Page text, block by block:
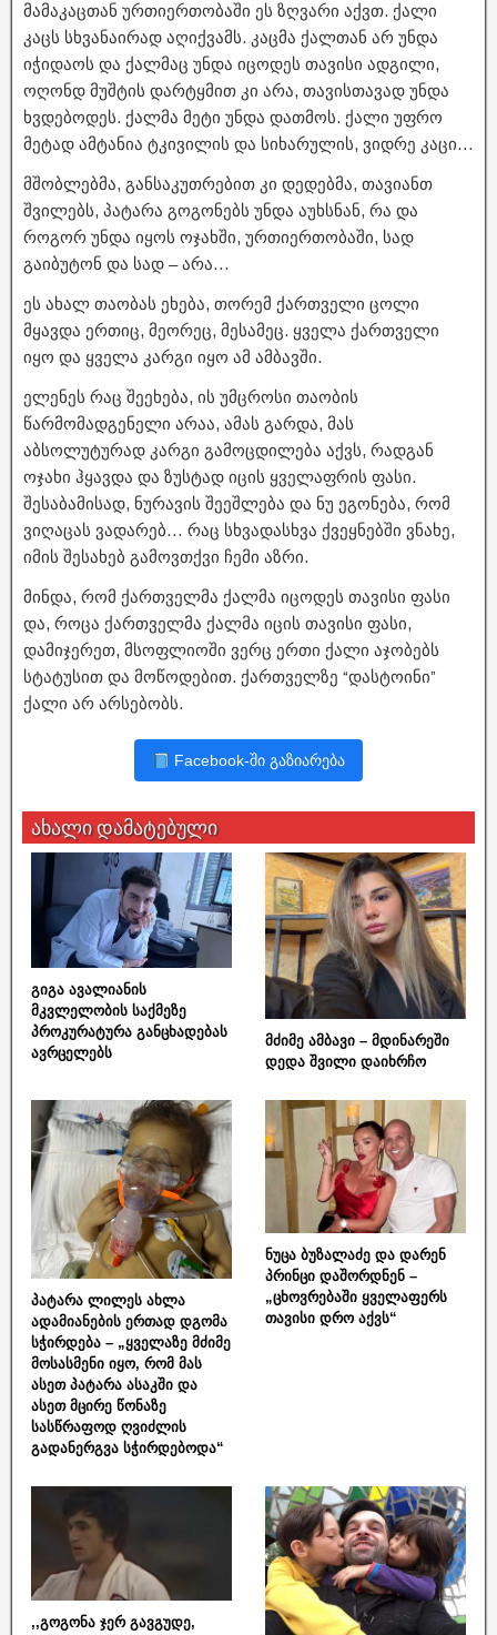
მამაკაცთან ურთიერთობაში ეს ზღვარი აქვთ. ქალი
კაცს სხვანაირად აღიქვამს. კაცმა ქალთან არ უნდა
იჭიდაოს და ქალმაც უნდა იცოდეს თავისი ადგილი,
ოღონდ მუშტის დარტყმით კი არა, თავისთავად უნდა
ხვდებოდეს. ქალმა მეტი უნდა დათმოს. ქალი უფრო
მეტად ამტანია ტკივილის და სიხარულის, ვიდრე კაცი…
მშობლებმა, განსაკუთრებით კი დედებმა, თავიანთ
შვილებს, პატარა გოგონებს უნდა აუხსნან, რა და
როგორ უნდა იყოს ოჯახში, ურთიერთობაში, სად
გაიბუტონ და სად – არა…
ეს ახალ თაობას ეხება, თორემ ქართველი ცოლი
მყავდა ერთიც, მეორეც, მესამეც. ყველა ქართველი
იყო და ყველა კარგი იყო ამ ამბავში.
ელენეს რაც შეეხება, ის უმცროსი თაობის
წარმომადგენელი არაა, ამას გარდა, მას
აბსოლუტურად კარგი გამოცდილება აქვს, რადგან
ოჯახი ჰყავდა და ზუსტად იცის ყველაფრის ფასი.
შესაბამისად, ნურავის შეეშლება და ნუ ეგონება, რომ
ვიღაცას ვადარებ… რაც სხვადასხვა ქვეყნებში ვნახე,
იმის შესახებ გამოვთქვი ჩემი აზრი.
მინდა, რომ ქართველმა ქალმა იცოდეს თავისი ფასი
და, როცა ქართველმა ქალმა იცის თავისი ფასი,
დამიჯერეთ, მსოფლიოში ვერც ერთი ქალი აჯობებს
სტატუსით და მოწოდებით. ქართველზე “დასტოინი”
ქალი არ არსებობს.
Facebook-ში გაზიარება
ახალი დამატებული
გიგა ავალიანის
მკვლელობის საქმეზე
პროკურატურა განცხადებას
ავრცელებს
მძიმე ამბავი – მდინარეში
დედა შვილი დაიხრჩო
პატარა ლილეს ახლა
ადამიანების ერთად დგომა
სჭირდება – „ყველაზე მძიმე
მოსასმენი იყო, რომ მას
ასეთ პატარა ასაკში და
ასეთ მცირე წონაზე
სასწრაფოდ ღვიძლის
გადანერგვა სჭირდებოდა“
ნუცა ბუზალაძე და დარენ
პრინცი დაშორდნენ –
„ცხოვრებაში ყველაფერს
თავისი დრო აქვს“
,,გოგონა ჯერ გავგუდე,